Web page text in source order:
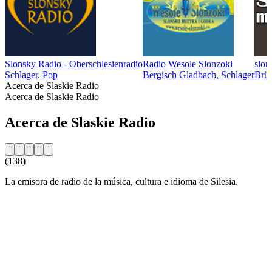
Slonsky Radio - Oberschlesienradio
Schlager, Pop
Radio Wesole Slonzoki
Bergisch Gladbach, Schlager
Acerca de Slaskie Radio
Acerca de Slaskie Radio
Acerca de Slaskie Radio
(138)
La emisora de radio de la música, cultura e idioma de Silesia.